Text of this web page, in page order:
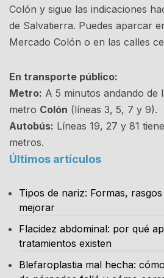
Colón y sigue las indicaciones
de Salvatierra. Puedes aparcar
Mercado Colón o en las calles
En transporte público:
Metro: A 5 minutos andando de
metro Colón (líneas 3, 5, 7 y 9).
Autobús: Líneas 19, 27 y 81
metros.
Últimos artículos
Tipos de nariz: Formas,
mejorar
Flacidez abdominal: por qué
tratamientos existen
Blefaroplastia mal hecha: